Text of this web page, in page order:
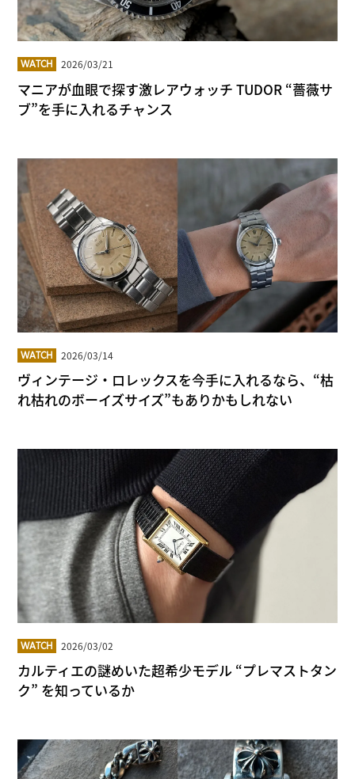
WATCH 2026/03/21
マニアが血眼で探す激レアウォッチ TUDOR “薔薇サ
ブ”を手に入れるチャンス
WATCH 2026/03/14
ヴィンテージ・ロレックスを今手に入れるなら、“枯
れ枯れのボーイズサイズ”もありかもしれない
WATCH 2026/03/02
カルティエの謎めいた超希少モデル “プレマストタン
ク” を知っているか